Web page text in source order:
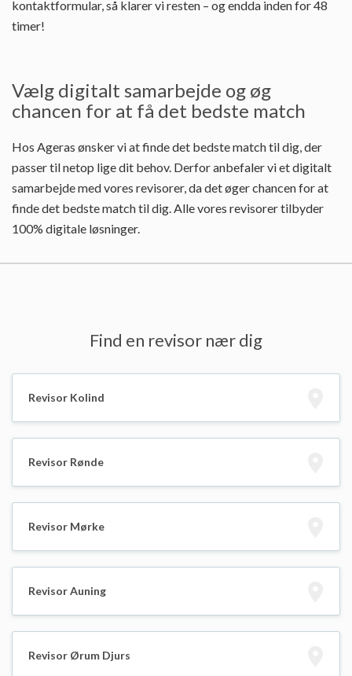
kontaktformular, så klarer vi resten – og endda inden for 48
timer!
Vælg digitalt samarbejde og øg
chancen for at få det bedste match
Hos Ageras ønsker vi at finde det bedste match til dig, der
passer til netop lige dit behov. Derfor anbefaler vi et digitalt
samarbejde med vores revisorer, da det øger chancen for at
finde det bedste match til dig. Alle vores revisorer tilbyder
100% digitale løsninger.
Find en revisor nær dig
Revisor Kolind
Revisor Rønde
Revisor Mørke
Revisor Auning
Revisor Ørum Djurs